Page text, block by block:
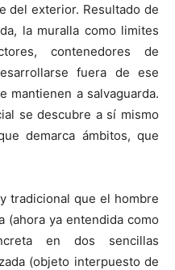
del exterior. Resultado de
la muralla como limites
contenedores de
fuera de ese
mantienen a salvaguarda.
se descubre a sí mismo
demarca ámbitos, que
tradicional que el hombre
(ahora ya entendida como
en dos sencillas
(objeto interpuesto de